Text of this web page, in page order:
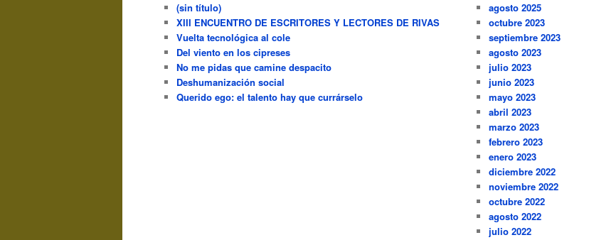
(sin título)
XIII ENCUENTRO DE ESCRITORES Y LECTORES DE RIVAS
Vuelta tecnológica al cole
Del viento en los cipreses
No me pidas que camine despacito
Deshumanización social
Querido ego: el talento hay que currárselo
agosto 2025
octubre 2023
septiembre 2023
agosto 2023
julio 2023
junio 2023
mayo 2023
abril 2023
marzo 2023
febrero 2023
enero 2023
diciembre 2022
noviembre 2022
octubre 2022
agosto 2022
julio 2022